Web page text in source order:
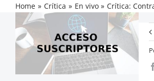
Home Crítica En vivo Crítica: